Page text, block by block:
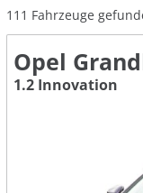
111 Fahrzeuge
Opel
1.2 Innovation